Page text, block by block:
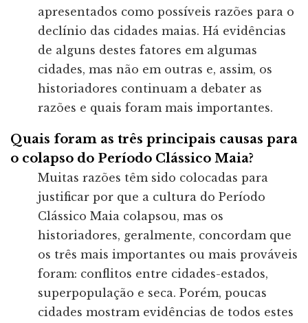
apresentados como possíveis razões para o
declínio das cidades maias. Há evidências
de alguns destes fatores em algumas
cidades, mas não em outras e, assim, os
historiadores continuam a debater as
razões e quais foram mais importantes.
Quais foram as três principais causas para
o colapso do Período Clássico Maia?
Muitas razões têm sido colocadas para
justificar por que a cultura do Período
Clássico Maia colapsou, mas os
historiadores, geralmente, concordam que
os três mais importantes ou mais prováveis
foram: conflitos entre cidades-estados,
superpopulação e seca. Porém, poucas
cidades mostram evidências de todos estes